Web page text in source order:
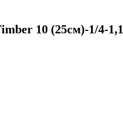
10 (25см)-1/4-1,1